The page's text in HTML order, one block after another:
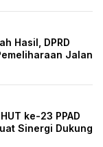
Hasil, DPRD
Jalan
ke-23 PPAD
Sinergi Dukung